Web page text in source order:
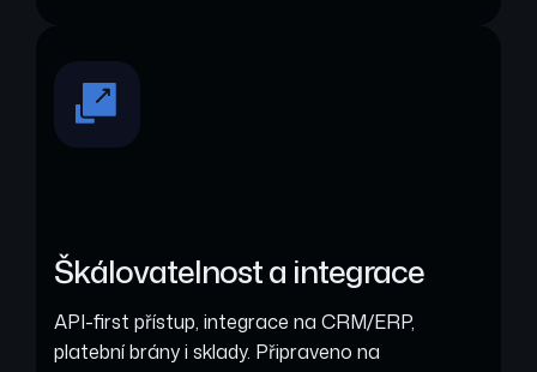
Škálovatelnost a integrace
API-first přístup, integrace na CRM/ERP,
platební brány i sklady. Připraveno na